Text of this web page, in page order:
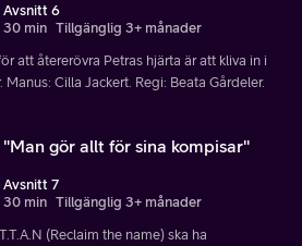
Avsnitt 6
30 min Tillgänglig 3+ månader
att återerövra Petras hjärta är att kliva in i
Cilla Jackert. Regi: Beata Gårdeler.
"Man gör allt för sina kompisar"
Avsnitt 7
30 min Tillgänglig 3+ månader
(Reclaim the name) ska ha